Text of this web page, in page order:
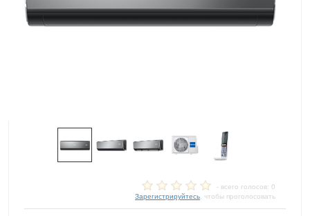
- всего голосов: 0
Зарегистрируйтесь , чтобы проголосовать